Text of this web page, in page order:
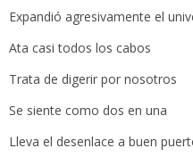
Expandió agresivamente el
Ata casi todos los cabos
Trata de digerir por nosotros
Se siente como dos en una
Lleva el desenlace a buen